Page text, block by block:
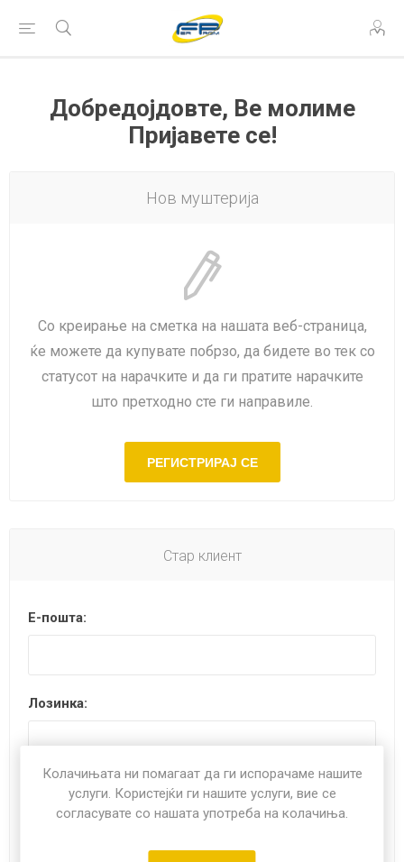
Добредојдовте, Ве молиме
Пријавете се!
Нов муштерија
Со креирање на сметка на нашата веб-страница,
ќе можете да купувате побрзо, да бидете во тек со
статусот на нарачките и да ги пратите нарачките
што претходно сте ги направиле.
Стар клиент
Е-пошта:
Лозинка:
Ја заборави лозинката?
Запомни ме?
Колачињата ни помагаат да ги испорачаме нашите
услуги. Користејќи ги нашите услуги, вие се
согласувате со нашата употреба на колачиња.